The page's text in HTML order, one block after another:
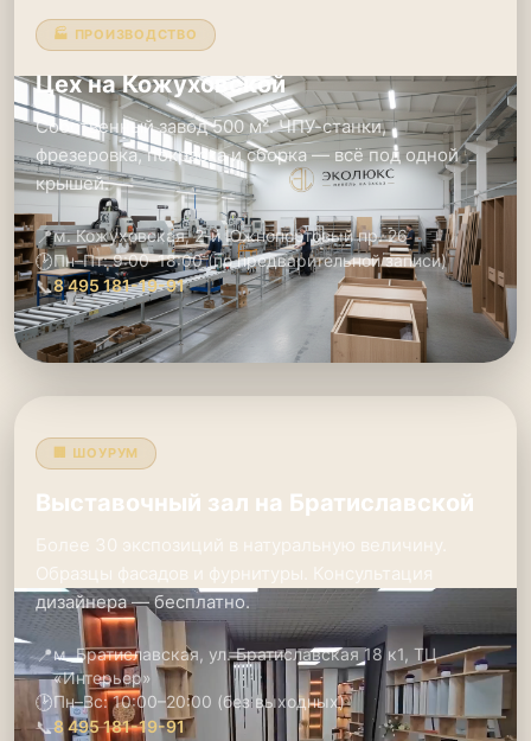
🏭 ПРОИЗВОДСТВО
Цех на Кожуховской
Собственный завод 500 м². ЧПУ-станки,
фрезеровка, покраска и сборка — всё под одной
крышей.
📍м. Кожуховская, 2-й Южнопортовый пр. 26
🕑Пн–Пт: 9:00–18:00 (по предварительной записи)
📞8 495 181-19-91
🏢 ШОУРУМ
Выставочный зал на Братиславской
Более 30 экспозиций в натуральную величину.
Образцы фасадов и фурнитуры. Консультация
дизайнера — бесплатно.
📍м. Братиславская, ул. Братиславская 18 к1, ТЦ
«Интерьер»
🕑Пн–Вс: 10:00–20:00 (без выходных)
📞8 495 181-19-91